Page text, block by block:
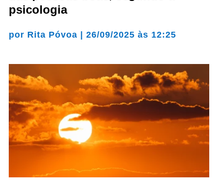
psicologia
por Rita Póvoa | 26/09/2025 às 12:25